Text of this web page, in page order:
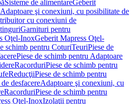
Sisteme de alimentareGeberit
Adaptoare şi conexiuni, cu posibilitate de
cu conexiuni de
Garnituri pentru
Oţel-InoxGeberit Mapress Oţel-
schimb pentru CoturiTeuriPiese de
Piese de schimb pentru Adaptoare
RacorduriPiese de schimb pentru
ReducţiiPiese de schimb pentru
desfacereAdaptoare şi conexiuni, cu
RacorduriPiese de schimb pentru
Oţel-InoxIzolaţii pentru